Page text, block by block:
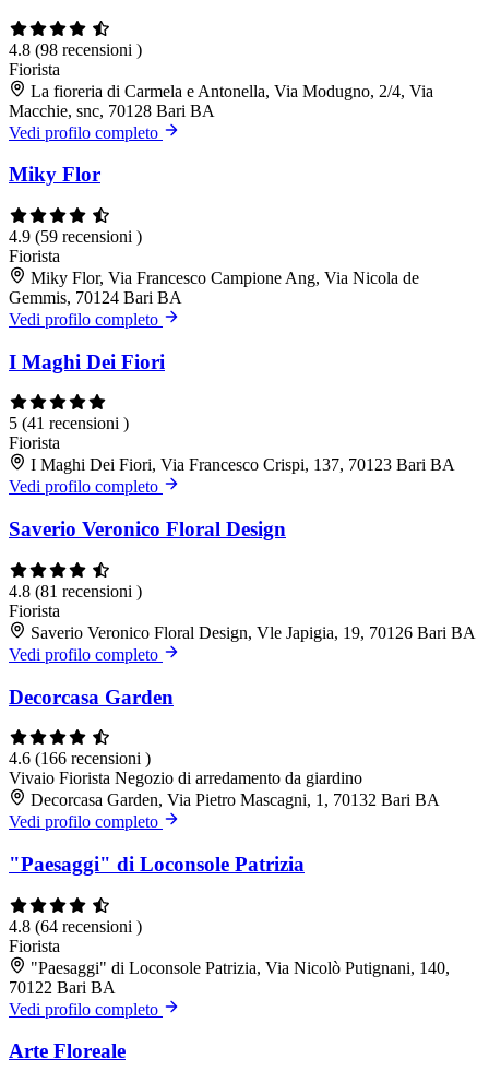
4.8 (98 recensioni )
Fiorista
La fioreria di Carmela e Antonella, Via Modugno, 2/4, Via
Macchie, snc, 70128 Bari BA
Vedi profilo completo
Miky Flor
4.9 (59 recensioni )
Fiorista
Miky Flor, Via Francesco Campione Ang, Via Nicola de
Gemmis, 70124 Bari BA
Vedi profilo completo
I Maghi Dei Fiori
5 (41 recensioni )
Fiorista
I Maghi Dei Fiori, Via Francesco Crispi, 137, 70123 Bari BA
Vedi profilo completo
Saverio Veronico Floral Design
4.8 (81 recensioni )
Fiorista
Saverio Veronico Floral Design, Vle Japigia, 19, 70126 Bari BA
Vedi profilo completo
Decorcasa Garden
4.6 (166 recensioni )
Vivaio Fiorista Negozio di arredamento da giardino
Decorcasa Garden, Via Pietro Mascagni, 1, 70132 Bari BA
Vedi profilo completo
"Paesaggi" di Loconsole Patrizia
4.8 (64 recensioni )
Fiorista
"Paesaggi" di Loconsole Patrizia, Via Nicolò Putignani, 140,
70122 Bari BA
Vedi profilo completo
Arte Floreale